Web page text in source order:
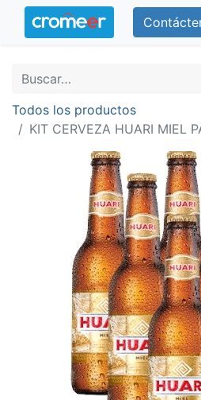
Todos los productos
KIT CERVEZA HUARI MIEL